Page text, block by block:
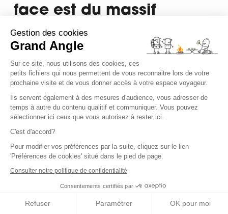
Gestion des cookies
Grand Angle
Sur ce site, nous utilisons des cookies, ces
petits fichiers qui nous permettent de vous reconnaitre lors de votre
prochaine visite et de vous donner accès à votre espace voyageur.
Ils servent également à des mesures d'audience, vous adresser de
temps à autre du contenu qualitif et communiquer. Vous pouvez
sélectionner ici ceux que vous autorisez à rester ici.
C'est d'accord?
Pour modifier vos préférences par la suite, cliquez sur le lien
'Préférences de cookies' situé dans le pied de page.
Consulter notre politique de confidentialité
Consentements certifiés par
Refuser Paramétrer OK pour moi
face est du massif
La Chicholière - Gresse-en-Vercors